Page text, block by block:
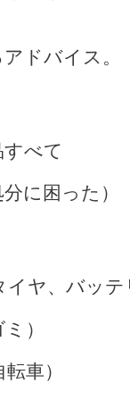
ドバイス。
すべて
に困った）
イヤ、バッ
）
車）